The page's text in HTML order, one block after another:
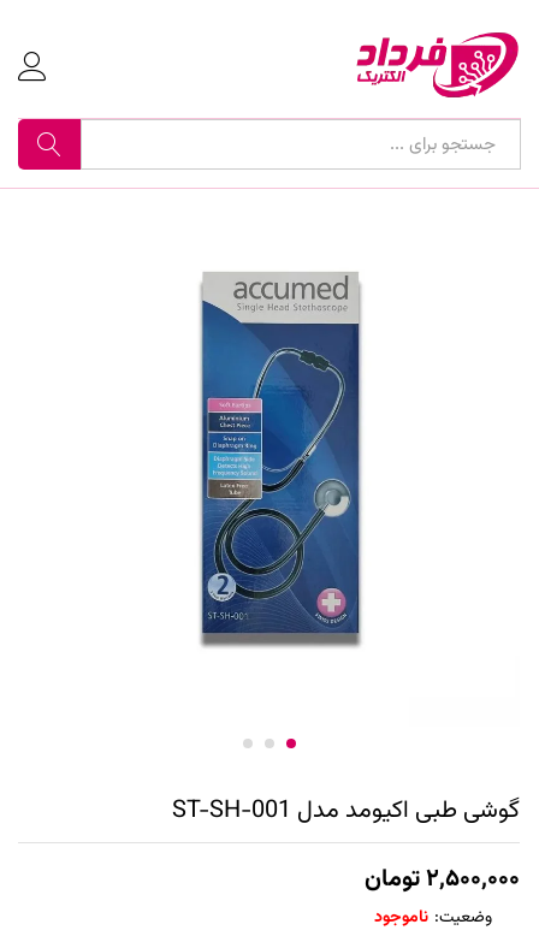
جستجو
گوشی طبی اکیومد مدل ST-SH-001
۲,۵۰۰,۰۰۰تومان
وضعیت: ناموجود